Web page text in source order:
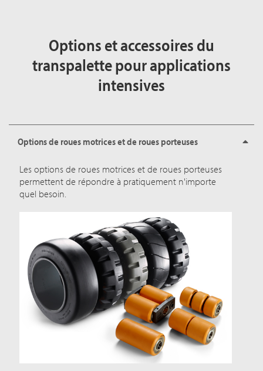
Options et accessoires du
transpalette pour applications
intensives
Options de roues motrices et de roues porteuses
Les options de roues motrices et de roues porteuses
permettent de répondre à pratiquement n'importe
quel besoin.